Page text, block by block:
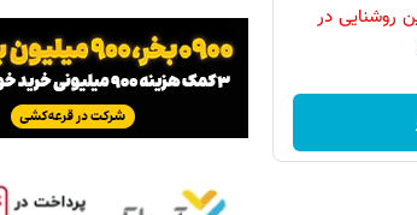
روشنایی در